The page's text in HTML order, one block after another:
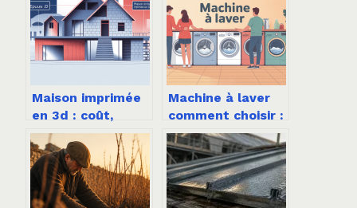
Maison imprimée
en 3d : coût,
techniques, délais
et limites à
connaître
Machine à laver
comment choisir :
le guide complet
pour ne pas se
tromper